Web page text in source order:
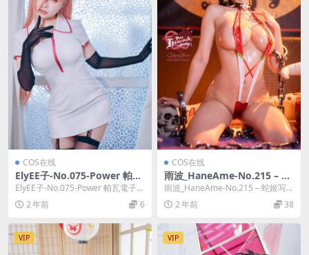
COS在线
ElyEE子-No.075-Power 帕瓦
電子檔 [28P]
ElyEE子-No.075-Power 帕瓦電子檔
[28P]，ElyEE子在线...
2 年前 6
COS在线
雨波_HaneAme-No.215 – 蛇
姬写真书 [90P]
雨波_HaneAme-No.215 – 蛇姬写
真书 [90P]，雨波_HaneA...
2 年前 38
VIP VIP